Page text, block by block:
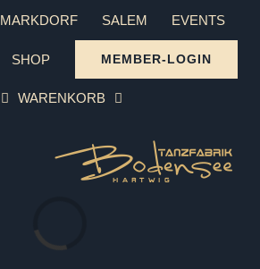
MARKDORF SALEM EVENTS
SHOP MEMBER-LOGIN
WARENKORB